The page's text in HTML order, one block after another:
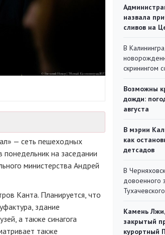
— сеть пешеходных
на заседании
министерства Андрей
Канта. Планируется, что
здание
а также синагога
также
назвала
сливов на
В
скринингом
Возможны
дожди:
августа
В мэрии
как
детсадов
В
довоенного
Тухачевского
Камень
закрытый
курортный